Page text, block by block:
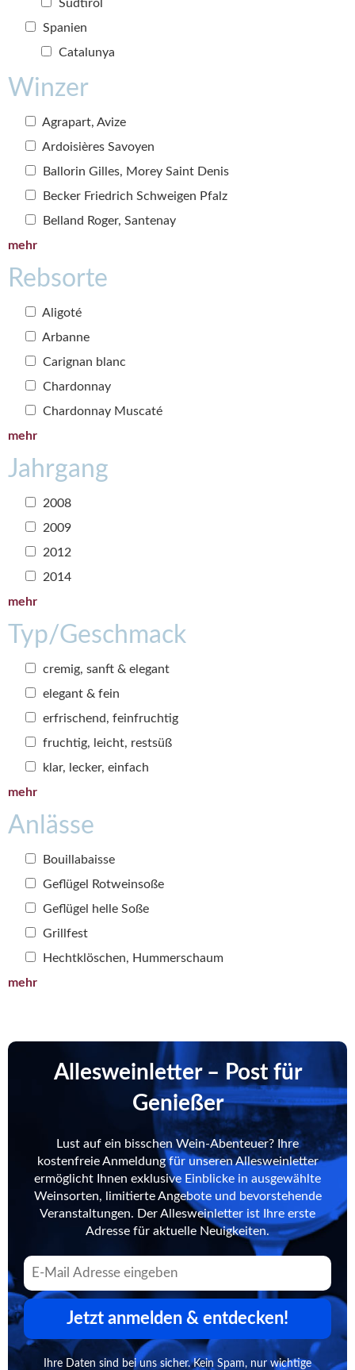
Südtirol
Spanien
Catalunya
Winzer
Agrapart, Avize
Ardoisières Savoyen
Ballorin Gilles, Morey Saint Denis
Becker Friedrich Schweigen Pfalz
Belland Roger, Santenay
mehr
Rebsorte
Aligoté
Arbanne
Carignan blanc
Chardonnay
Chardonnay Muscaté
mehr
Jahrgang
2008
2009
2012
2014
mehr
Typ/Geschmack
cremig, sanft & elegant
elegant & fein
erfrischend, feinfruchtig
fruchtig, leicht, restsüß
klar, lecker, einfach
mehr
Anlässe
Bouillabaisse
Geflügel Rotweinsoße
Geflügel helle Soße
Grillfest
Hechtklöschen, Hummerschaum
mehr
Allesweinletter – Post für
Genießer
Lust auf ein bisschen Wein-Abenteuer? Ihre
kostenfreie Anmeldung für unseren Allesweinletter
ermöglicht Ihnen exklusive Einblicke in ausgewählte
Weinsorten, limitierte Angebote und bevorstehende
Veranstaltungen. Der Allesweinletter ist Ihre erste
Adresse für aktuelle Neuigkeiten.
Jetzt anmelden & entdecken!
Ihre Daten sind bei uns sicher. Kein Spam, nur wichtige